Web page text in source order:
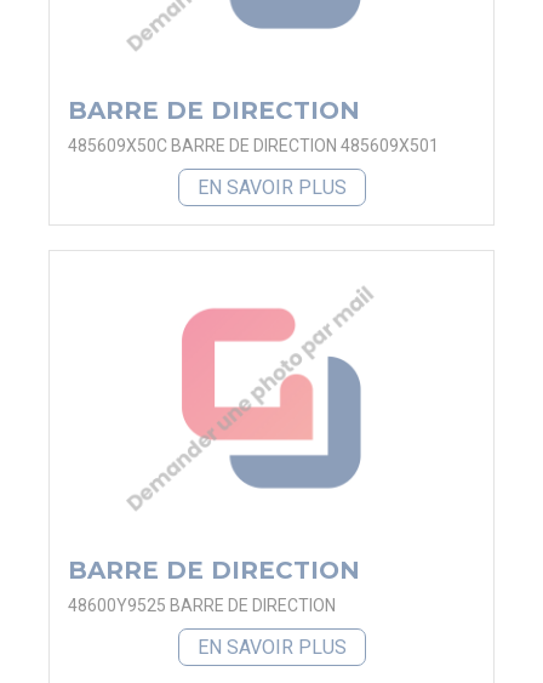
BARRE DE DIRECTION
485609X50C BARRE DE DIRECTION 485609X501
EN SAVOIR PLUS
BARRE DE DIRECTION
48600Y9525 BARRE DE DIRECTION
EN SAVOIR PLUS